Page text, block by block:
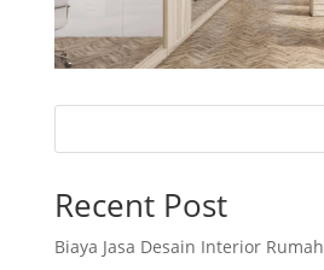
Recent Post
Biaya Jasa Desain Interior Rumah